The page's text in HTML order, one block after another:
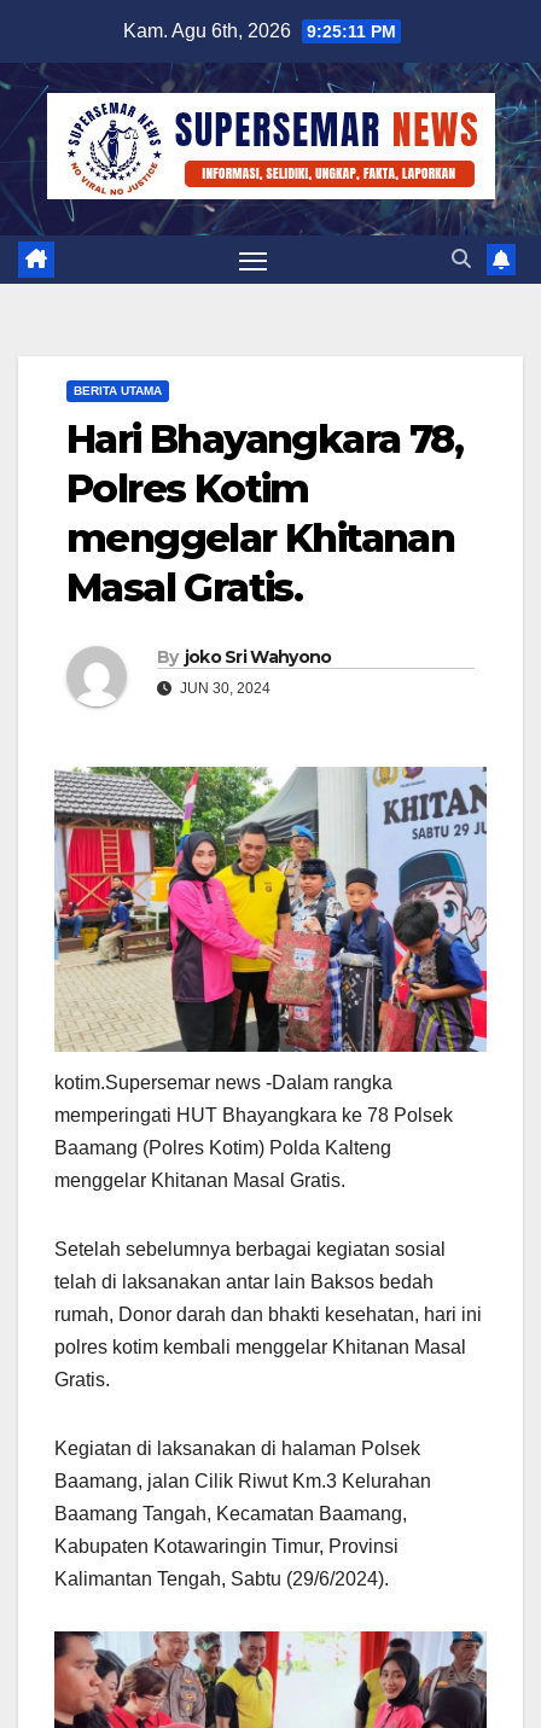
content
Kam. Agu 6th, 2026 9:25:12 PM
BERITA UTAMA
Hari Bhayangkara 78,
Polres Kotim
menggelar Khitanan
Masal Gratis.
By joko Sri Wahyono
JUN 30, 2024
kotim.Supersemar news -Dalam rangka
memperingati HUT Bhayangkara ke 78 Polsek
Baamang (Polres Kotim) Polda Kalteng
menggelar Khitanan Masal Gratis.
Setelah sebelumnya berbagai kegiatan sosial
telah di laksanakan antar lain Baksos bedah
rumah, Donor darah dan bhakti kesehatan, hari ini
polres kotim kembali menggelar Khitanan Masal
Gratis.
Kegiatan di laksanakan di halaman Polsek
Baamang, jalan Cilik Riwut Km.3 Kelurahan
Baamang Tangah, Kecamatan Baamang,
Kabupaten Kotawaringin Timur, Provinsi
Kalimantan Tengah, Sabtu (29/6/2024).